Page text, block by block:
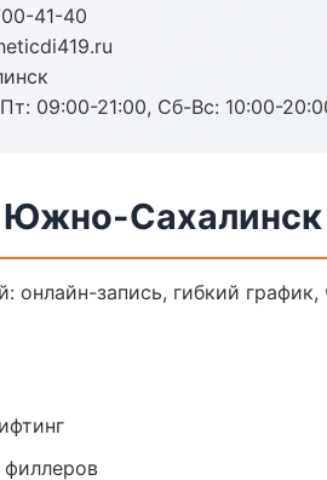
41-40
09:00-21:00, Сб-Вс: 10:00-
Южно-Сахалинск
онлайн-запись, гибкий